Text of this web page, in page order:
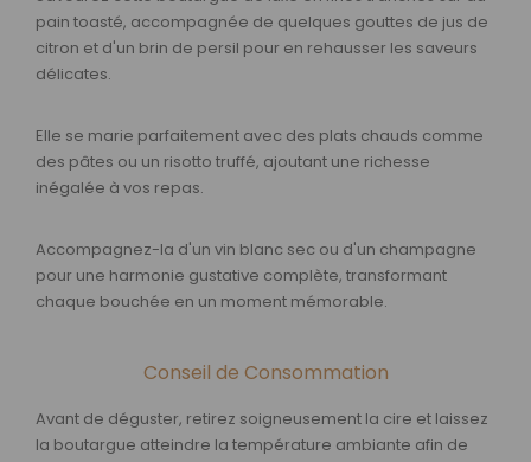
pain toasté, accompagnée de quelques gouttes de jus de
citron et d'un brin de persil pour en rehausser les saveurs
délicates.
Elle se marie parfaitement avec des plats chauds comme
des pâtes ou un risotto truffé, ajoutant une richesse
inégalée à vos repas.
Accompagnez-la d'un vin blanc sec ou d'un champagne
pour une harmonie gustative complète, transformant
chaque bouchée en un moment mémorable.
Conseil de Consommation
Avant de déguster, retirez soigneusement la cire et laissez
la boutargue atteindre la température ambiante afin de